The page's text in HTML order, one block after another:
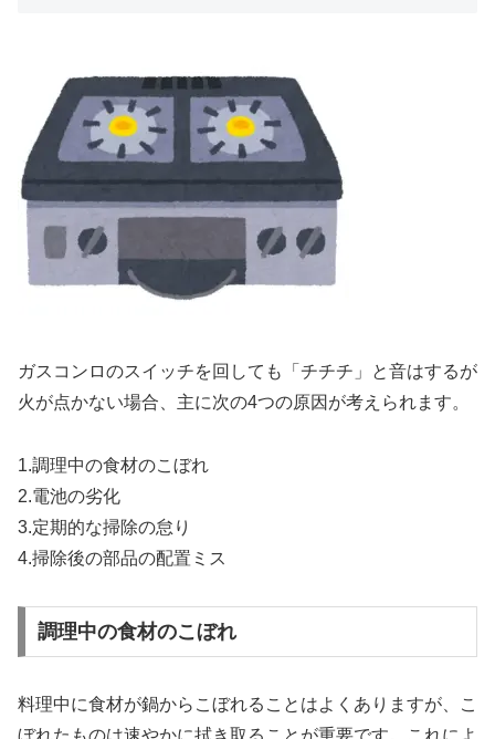
ガスコンロのスイッチを回しても「チチチ」と音はするが
火が点かない場合、主に次の4つの原因が考えられます。
1.調理中の食材のこぼれ
2.電池の劣化
3.定期的な掃除の怠り
4.掃除後の部品の配置ミス
調理中の食材のこぼれ
料理中に食材が鍋からこぼれることはよくありますが、こ
ぼれたものは速やかに拭き取ることが重要です。これによ